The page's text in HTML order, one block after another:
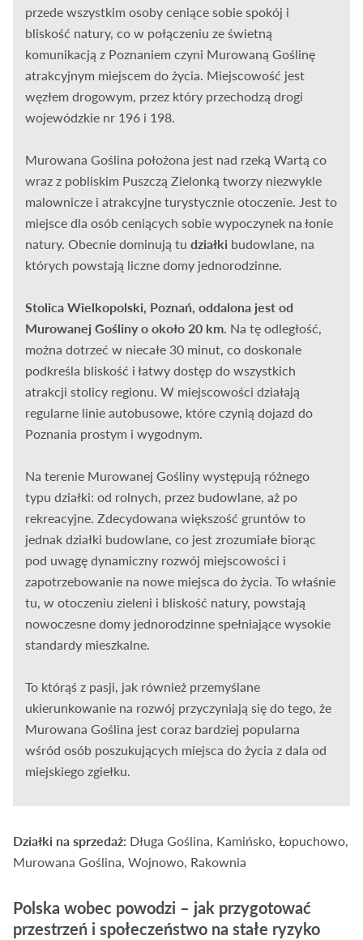
przede wszystkim osoby ceniące sobie spokój i
bliskość natury, co w połączeniu ze świetną
komunikacją z Poznaniem czyni Murowaną Goślinę
atrakcyjnym miejscem do życia. Miejscowość jest
węzłem drogowym, przez który przechodzą drogi
wojewódzkie nr 196 i 198.
Murowana Goślina położona jest nad rzeką Wartą co
wraz z pobliskim Puszczą Zielonką tworzy niezwykle
malownicze i atrakcyjne turystycznie otoczenie. Jest to
miejsce dla osób ceniących sobie wypoczynek na łonie
natury. Obecnie dominują tudziałki budowlane, na
których powstają liczne domy jednorodzinne.
Stolica Wielkopolski, Poznań, oddalona jest od
Murowanej Gośliny o około 20 km. Na tę odległość,
można dotrzeć w niecałe 30 minut, co doskonale
podkreśla bliskość i łatwy dostęp do wszystkich
atrakcji stolicy regionu. W miejscowości działają
regularne linie autobusowe, które czynią dojazd do
Poznania prostym i wygodnym.
Na terenie Murowanej Gośliny występują różnego
typu działki: od rolnych, przez budowlane, aż po
rekreacyjne. Zdecydowana większość gruntów to
jednak działki budowlane, co jest zrozumiałe biorąc
pod uwagę dynamiczny rozwój miejscowości i
zapotrzebowanie na nowe miejsca do życia. To właśnie
tu, w otoczeniu zieleni i bliskość natury, powstają
nowoczesne domy jednorodzinne spełniające wysokie
standardy mieszkalne.
To którąś z pasji, jak również przemyślane
ukierunkowanie na rozwój przyczyniają się do tego, że
Murowana Goślina jest coraz bardziej popularna
wśród osób poszukujących miejsca do życia z dala od
miejskiego zgiełku.
Działki na sprzedaż: Długa Goślina, Kamińsko,Łopuchowo,
Murowana Goślina,Wojnowo, Rakownia
Polska wobec powodzi – jak przygotować
przestrzeń i społeczeństwo na stałe ryzyko